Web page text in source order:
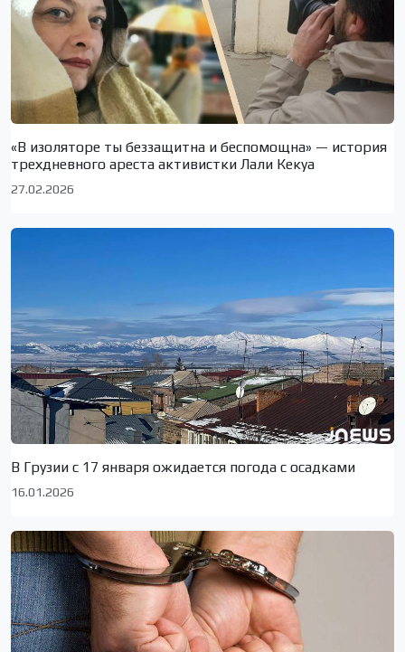
«В изоляторе ты беззащитна и беспомощна» — история
трехдневного ареста активистки Лали Кекуа
27.02.2026
В Грузии с 17 января ожидается погода с осадками
16.01.2026